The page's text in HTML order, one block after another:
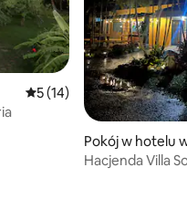
Średnia ocena: 5 na 5,
5 (14)
Pokój w hotelu
Hacjenda Villa